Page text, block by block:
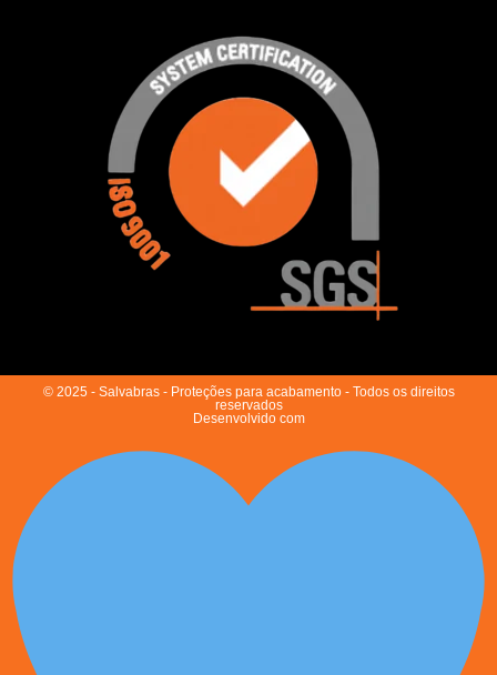
© 2025 - Salvabras - Proteções para acabamento - Todos os direitos
reservados
Desenvolvido com